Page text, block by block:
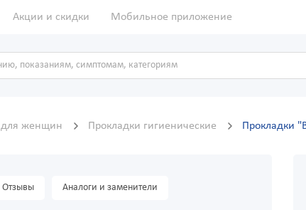
Акции и скидки Мобильное приложение
для женщин Прокладки гигиенические Прокладки
Отзывы Аналоги и заменители